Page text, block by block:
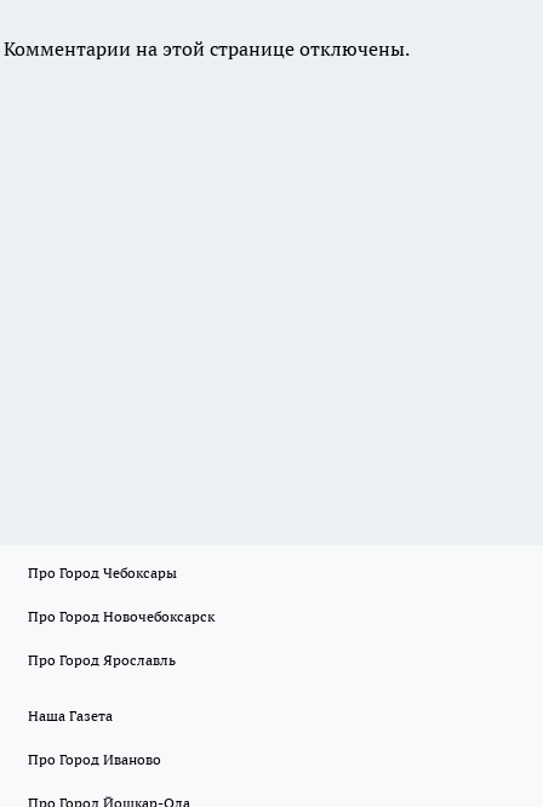
Комментарии на этой странице отключены.
Про Город Чебоксары
Про Город Новочебоксарск
Про Город Ярославль
Наша Газета
Про Город Иваново
Про Город Йошкар-Ола